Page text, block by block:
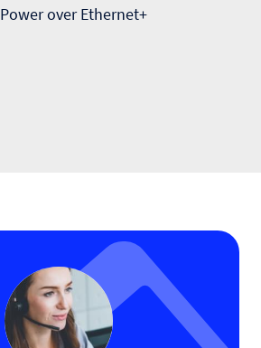
Power over Ethernet+